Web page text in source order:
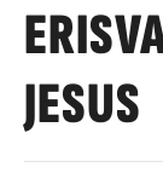
JESUS